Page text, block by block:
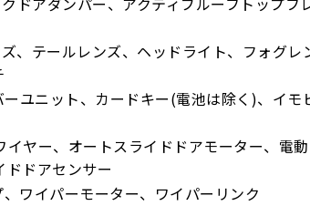
、テールレンズ、ヘッドライト、フォグレ
ユニット、カードキー(電池は除く)、イモ
ヤー、オートスライドドアモーター、電
ドアセンサー
ワイパーモーター、ワイパーリンク